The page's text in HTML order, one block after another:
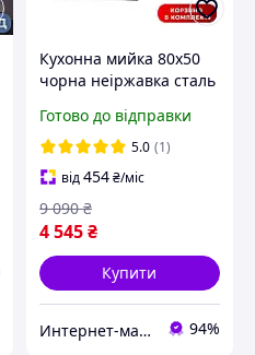
Кухонна мийка 80x50
чорна неіржавка сталь
PVD у комплекті зі
змішувачем дозатором
і кошиком
Готово до відправки
5.0 (1)
від454₴/міс
4 545₴
9 090 ₴
Купити
Интернет-магазин Строй Дом 94%